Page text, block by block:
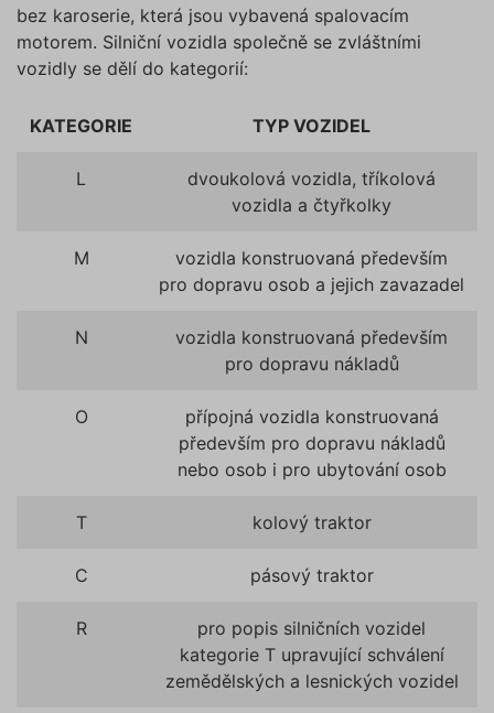
bez karoserie, která jsou vybavená spalovacím
motorem. Silniční vozidla společně se zvláštními
vozidly se dělí do kategorií:
KATEGORIE TYP VOZIDEL
L
dvoukolová vozidla, tříkolová
vozidla a čtyřkolky
M
vozidla konstruovaná především
pro dopravu osob a jejich zavazadel
N
vozidla konstruovaná především
pro dopravu nákladů
O
přípojná vozidla konstruovaná
především pro dopravu nákladů
nebo osob i pro ubytování osob
T kolový traktor
C pásový traktor
R
pro popis silničních vozidel
kategorie T upravující schválení
zemědělských a lesnických vozidel